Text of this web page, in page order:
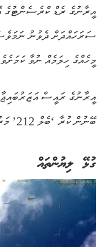
އީރާނުގެ ރެޑް ކްރެސެންޓުގެ
ސަރަހައްދަށް ދެވުނު
މީހެއްގެ ހިލަމެއް ނުވާ
އީރާނުގެ ރައީސް
ބޭނުން ކުރާ ‘ބެލް 212’ މަރުކާގެ ހެލިކޮޕްޓަރެކެވެ.
ގުޅޭ ލިޔުންތައް